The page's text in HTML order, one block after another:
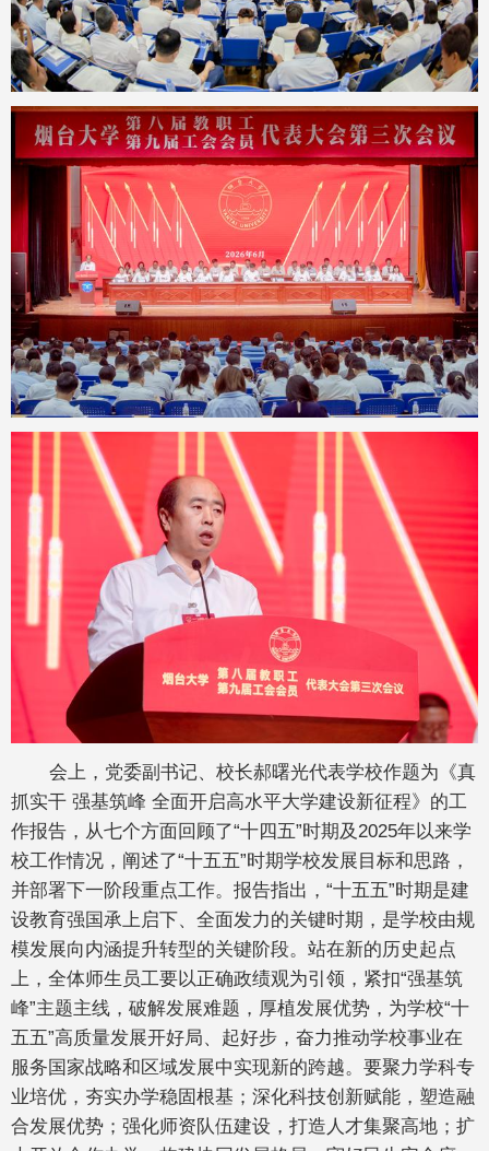
会上，党委副书记、校长郝曙光代表学校作题为《真
抓实干 强基筑峰 全面开启高水平大学建设新征程》的工
作报告，从七个方面回顾了“十四五”时期及2025年以来学
校工作情况，阐述了“十五五”时期学校发展目标和思路，
并部署下一阶段重点工作。报告指出，“十五五”时期是建
设教育强国承上启下、全面发力的关键时期，是学校由规
模发展向内涵提升转型的关键阶段。站在新的历史起点
上，全体师生员工要以正确政绩观为引领，紧扣“强基筑
峰”主题主线，破解发展难题，厚植发展优势，为学校“十
五五”高质量发展开好局、起好步，奋力推动学校事业在
服务国家战略和区域发展中实现新的跨越。要聚力学科专
业培优，夯实办学稳固根基；深化科技创新赋能，塑造融
合发展优势；强化师资队伍建设，打造人才集聚高地；扩